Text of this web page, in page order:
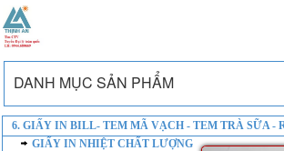
DANH MỤC SẢN PHẨM
6. GIẤY IN BILL- TEM MÃ VẠCH - TEM TRÀ SỮA -
GIẤY IN NHIỆT CHẤT LƯỢNG